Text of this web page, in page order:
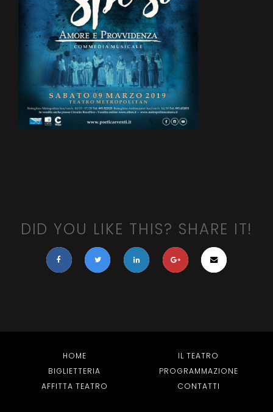
DID YOU LIKE THIS? SHARE IT!
HOME
IL TEATRO
BIGLIETTERIA
PROGRAMMAZIONE
AFFITTA TEATRO
CONTATTI